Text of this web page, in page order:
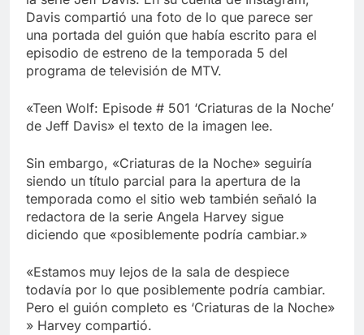
Davis compartió una foto de lo que parece ser
una portada del guión que había escrito para el
episodio de estreno de la temporada 5 del
programa de televisión de MTV.
«Teen Wolf: Episode # 501 ‘Criaturas de la Noche’
de Jeff Davis» el texto de la imagen lee.
Sin embargo, «Criaturas de la Noche» seguiría
siendo un título parcial para la apertura de la
temporada como el sitio web también señaló la
redactora de la serie Angela Harvey sigue
diciendo que «posiblemente podría cambiar.»
«Estamos muy lejos de la sala de despiece
todavía por lo que posiblemente podría cambiar.
Pero el guión completo es ‘Criaturas de la Noche»
» Harvey compartió.